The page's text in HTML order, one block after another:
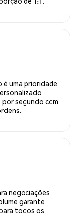
é uma prioridade
por segundo com
negociações
garante
todos os